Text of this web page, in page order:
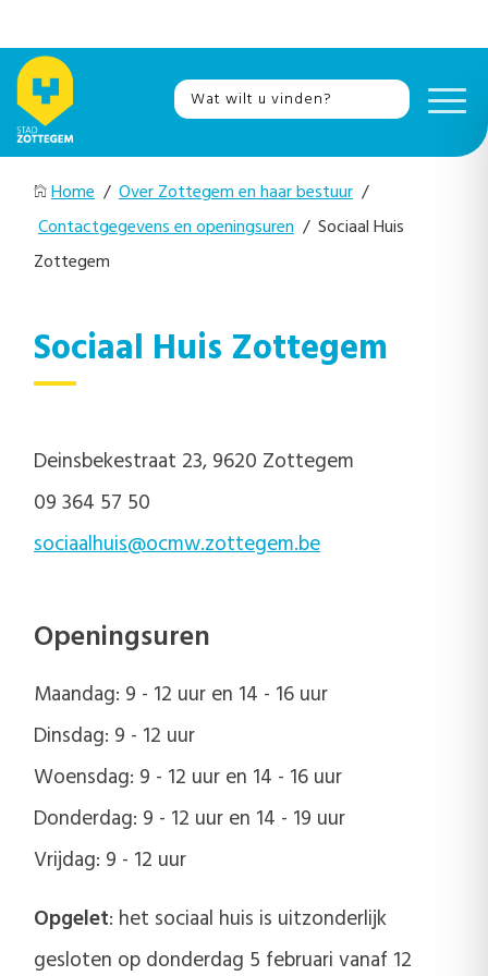
Home / Over Zottegem en haar bestuur /
Contactgegevens en openingsuren / Sociaal Huis
Zottegem
Sociaal Huis Zottegem
Deinsbekestraat 23, 9620 Zottegem
09 364 57 50
sociaalhuis@ocmw.zottegem.be
Openingsuren
Maandag: 9 - 12 uur en 14 - 16 uur
Dinsdag: 9 - 12 uur
Woensdag: 9 - 12 uur en 14 - 16 uur
Donderdag: 9 - 12 uur en 14 - 19 uur
Vrijdag: 9 - 12 uur
Opgelet: het sociaal huis is uitzonderlijk
gesloten op donderdag 5 februari vanaf 12